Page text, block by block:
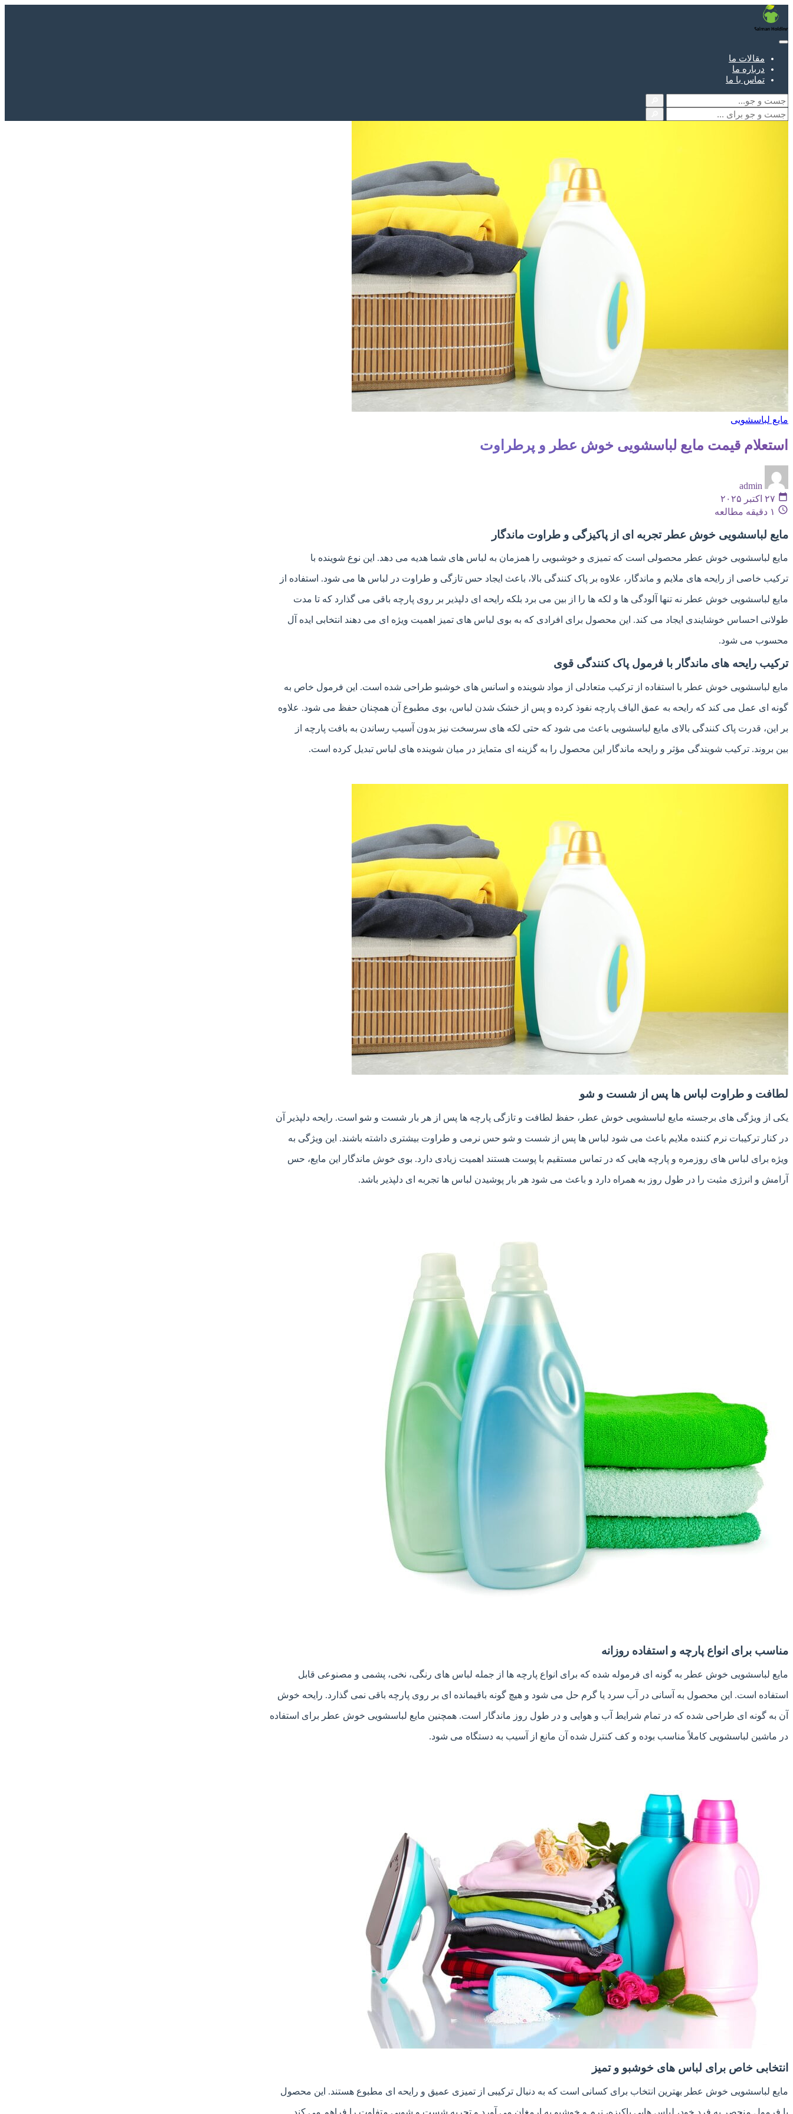
مقالات ما
درباره ما
تماس با ما
مایع لباسشویی
استعلام قیمت مایع لباسشویی خوش عطر و پرطراوت
admin
۲۷ اکتبر ۲۰۲۵
۱ دقیقه مطالعه
مایع لباسشویی خوش عطر تجربه ای از پاکیزگی و طراوت ماندگار
مایع لباسشویی خوش عطر محصولی است که تمیزی و خوشبویی را همزمان به لباس های شما هدیه می دهد. این نوع شوینده با
ترکیب خاصی از رایحه های ملایم و ماندگار، علاوه بر پاک کنندگی بالا، باعث ایجاد حس تازگی و طراوت در لباس ها می شود. استفاده از
مایع لباسشویی خوش عطر نه تنها آلودگی ها و لکه ها را از بین می برد بلکه رایحه ای دلپذیر بر روی پارچه باقی می گذارد که تا مدت
طولانی احساس خوشایندی ایجاد می کند. این محصول برای افرادی که به بوی لباس های تمیز اهمیت ویژه ای می دهند انتخابی ایده آل
محسوب می شود.
ترکیب رایحه های ماندگار با فرمول پاک کنندگی قوی
مایع لباسشویی خوش عطر با استفاده از ترکیب متعادلی از مواد شوینده و اسانس های خوشبو طراحی شده است. این فرمول خاص به
گونه ای عمل می کند که رایحه به عمق الیاف پارچه نفوذ کرده و پس از خشک شدن لباس، بوی مطبوع آن همچنان حفظ می شود. علاوه
بر این، قدرت پاک کنندگی بالای مایع لباسشویی باعث می شود که حتی لکه های سرسخت نیز بدون آسیب رساندن به بافت پارچه از
بین بروند. ترکیب شویندگی مؤثر و رایحه ماندگار این محصول را به گزینه ای متمایز در میان شوینده های لباس تبدیل کرده است.
لطافت و طراوت لباس ها پس از شست و شو
یکی از ویژگی های برجسته مایع لباسشویی خوش عطر، حفظ لطافت و تازگی پارچه ها پس از هر بار شست و شو است. رایحه دلپذیر آن
در کنار ترکیبات نرم کننده ملایم باعث می شود لباس ها پس از شست و شو حس نرمی و طراوت بیشتری داشته باشند. این ویژگی به
ویژه برای لباس های روزمره و پارچه هایی که در تماس مستقیم با پوست هستند اهمیت زیادی دارد. بوی خوش ماندگار این مایع، حس
آرامش و انرژی مثبت را در طول روز به همراه دارد و باعث می شود هر بار پوشیدن لباس ها تجربه ای دلپذیر باشد.
مناسب برای انواع پارچه و استفاده روزانه
مایع لباسشویی خوش عطر به گونه ای فرموله شده که برای انواع پارچه ها از جمله لباس های رنگی، نخی، پشمی و مصنوعی قابل
استفاده است. این محصول به آسانی در آب سرد یا گرم حل می شود و هیچ گونه باقیمانده ای بر روی پارچه باقی نمی گذارد. رایحه خوش
آن به گونه ای طراحی شده که در تمام شرایط آب و هوایی و در طول روز ماندگار است. همچنین مایع لباسشویی خوش عطر برای استفاده
در ماشین لباسشویی کاملاً مناسب بوده و کف کنترل شده آن مانع از آسیب به دستگاه می شود.
انتخابی خاص برای لباس های خوشبو و تمیز
مایع لباسشویی خوش عطر بهترین انتخاب برای کسانی است که به دنبال ترکیبی از تمیزی عمیق و رایحه ای مطبوع هستند. این محصول
با فرمول منحصر به فرد خود، لباس هایی پاکیزه، نرم و خوشبو به ارمغان می آورد و تجربه شست و شویی متفاوت را فراهم می کند.